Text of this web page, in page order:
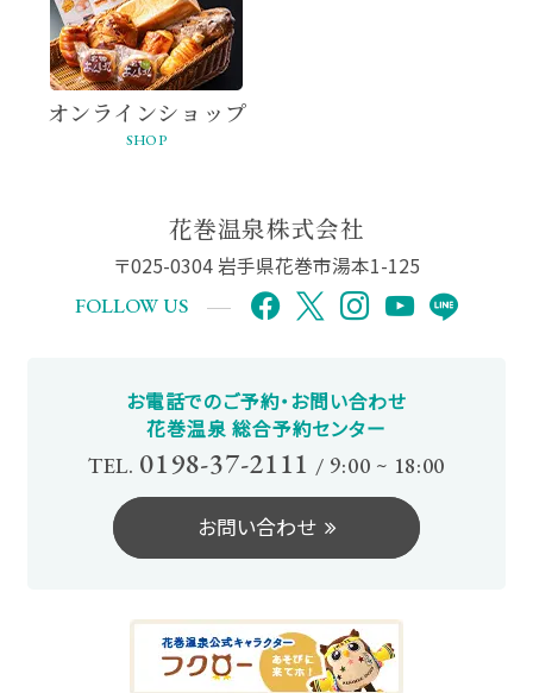
オンラインショップ
SHOP
花巻温泉株式会社
〒025-0304 岩手県花巻市湯本1-125
FOLLOW US
お電話でのご予約・お問い合わせ
花巻温泉 総合予約センター
TEL. 0198-37-2111 / 9:00 ~ 18:00
お問い合わせ